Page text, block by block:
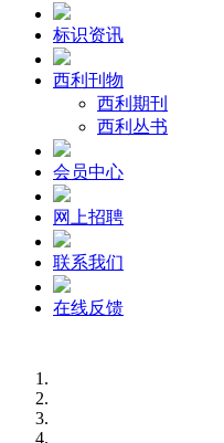
标识资讯
西利刊物
西利期刊
西利丛书
会员中心
网上招聘
联系我们
在线反馈